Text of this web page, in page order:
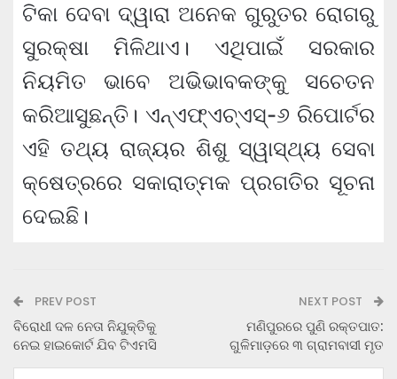
ଟିକା ଦେବା ଦ୍ୱାରା ଅନେକ ଗୁରୁତର ରୋଗରୁ
ସୁରକ୍ଷା ମିଳିଥାଏ। ଏଥିପାଇଁ ସରକାର
ନିୟମିତ ଭାବେ ଅଭିଭାବକଙ୍କୁ ସଚେତନ
କରିଆସୁଛନ୍ତି। ଏନ୍‌ଏଫ୍‌ଏଚ୍‌ଏସ୍‌-୬ ରିପୋର୍ଟର
ଏହି ତଥ୍ୟ ରାଜ୍ୟର ଶିଶୁ ସ୍ୱାସ୍ଥ୍ୟ ସେବା
କ୍ଷେତ୍ରରେ ସକାରାତ୍ମକ ପ୍ରଗତିର ସୂଚନା
ଦେଇଛି।
PREV POST
ବିରୋଧୀ ଦଳ ନେତା ନିଯୁକ୍ତିକୁ
ନେଇ ହାଇକୋର୍ଟ ଯିବ ଟିଏମସି
NEXT POST
ମଣିପୁରରେ ପୁଣି ରକ୍ତପାତ:
ଗୁଳିମାଡ଼ରେ ୩ ଗ୍ରାମବାସୀ ମୃତ